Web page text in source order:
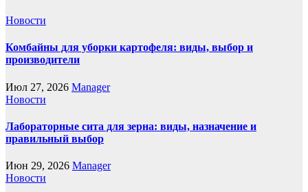
Новости
Комбайны для уборки картофеля: виды, выбор и
производители
Июл 27, 2026 Manager
Новости
Лабораторные сита для зерна: виды, назначение и
правильный выбор
Июн 29, 2026 Manager
Новости